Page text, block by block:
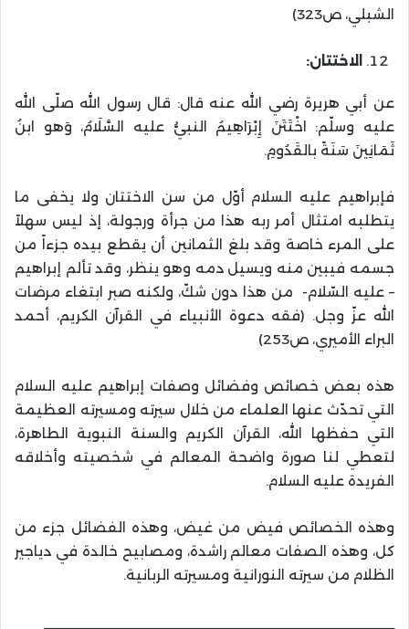
الشبلي، ص323)
الاختتان:
عن أبي هريرة رضي الله عنه قال: قال رسول الله صلّى الله
عليه وسلّم: اخْتَتَنَ إِبْرَاهِيمُ النبيُّ عليه السَّلَامُ، وَهو ابنُ
ثَمَانِينَ سَنَةً بالقَدُومِ.
فإبراهيم عليه السلام أوّل من سن الاختتان ولا يخفى ما
يتطلبه امتثال أمر ربه هذا من جرأة ورجولة، إذ ليس سهلاً
على المرء خاصة وقد بلغ الثمانين أن يقطع بيده جزءاً من
جسمه فيبين منه ويسيل دمه وهو ينظر، وقد تألم إبراهيم
– عليه السّلام- من هذا دون شكّ، ولكنه صبر ابتغاء مرضات
الله عزّ وجل. (فقه دعوة الأنبياء في القرآن الكريم، أحمد
البراء الأميري، ص253)
هذه بعض خصائص وفضائل وصفات إبراهيم عليه السلام
التي تحدّث عنها العلماء من خلال سيرته ومسيرته العظيمة
التي حفظها الله، القرآن الكريم والسنة النبوية الطاهرة،
لتعطي لنا صورة واضحة المعالم في شخصيته وأخلاقه
الفريدة عليه السلام.
وهذه الخصائص فيض من غيض، وهذه الفضائل جزء من
كل، وهذه الصفات معالم راشدة، ومصابيح خالدة في دياجير
الظلام من سيرته النورانية ومسيرته الربانية.